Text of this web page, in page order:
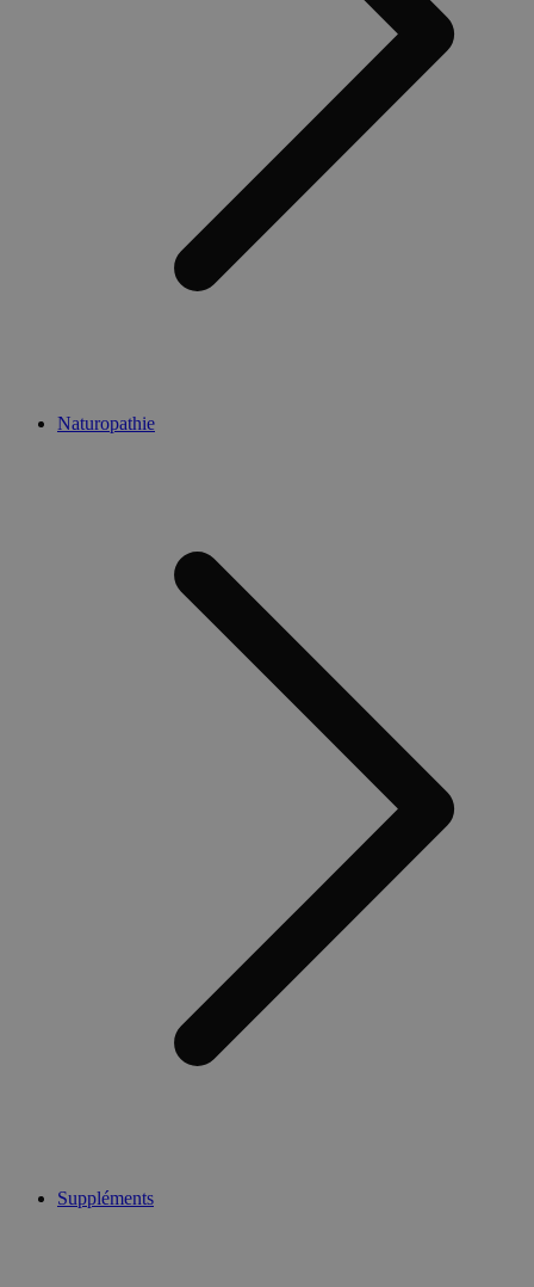
Naturopathie
Suppléments